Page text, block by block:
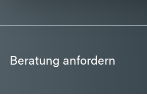
Beratung anfordern